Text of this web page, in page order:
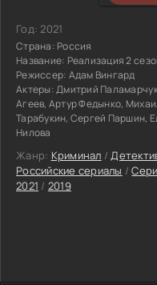
Год:2021
Страна: Россия
Название: Реализация 2
Режиссер: Адам Вингард
Актеры:Дмитрий
Агеев, Артур Федынко,
Тарабукин, Сергей Паршин,
Нилова
Жанр: Криминал /
Российские сериалы /
2021 / 2019